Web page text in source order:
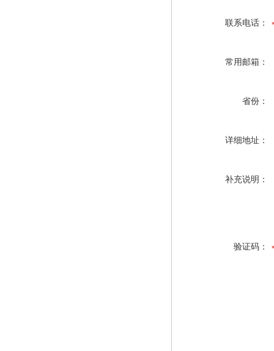
联系电话：
常用邮箱：
省份：
详细地址：
补充说明：
验证码：